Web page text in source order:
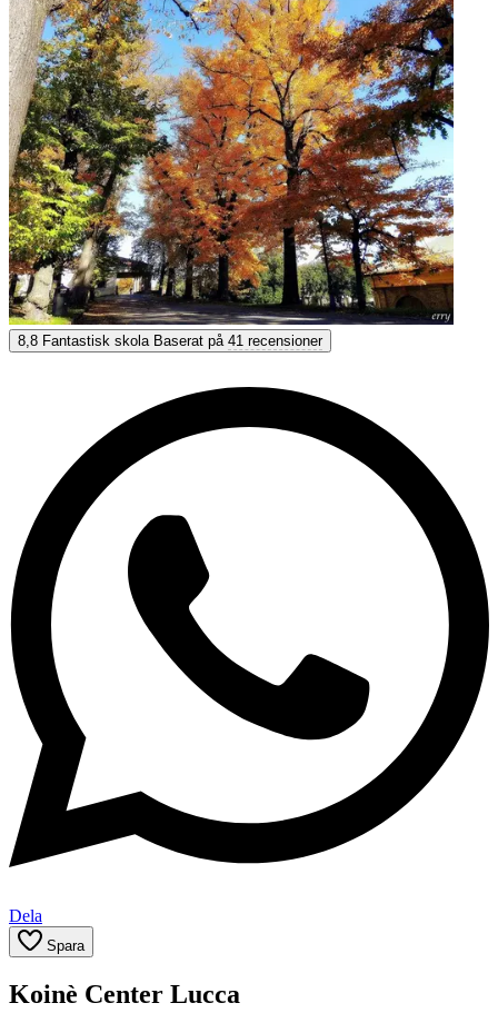
Koinè Center Lucca
8,8 Fantastisk Baserat på 41 recensioner
Få personlig rådgivning
8,8 Fantastisk skola Baserat på 41 recensioner
Dela
Spara
Koinè Center Lucca